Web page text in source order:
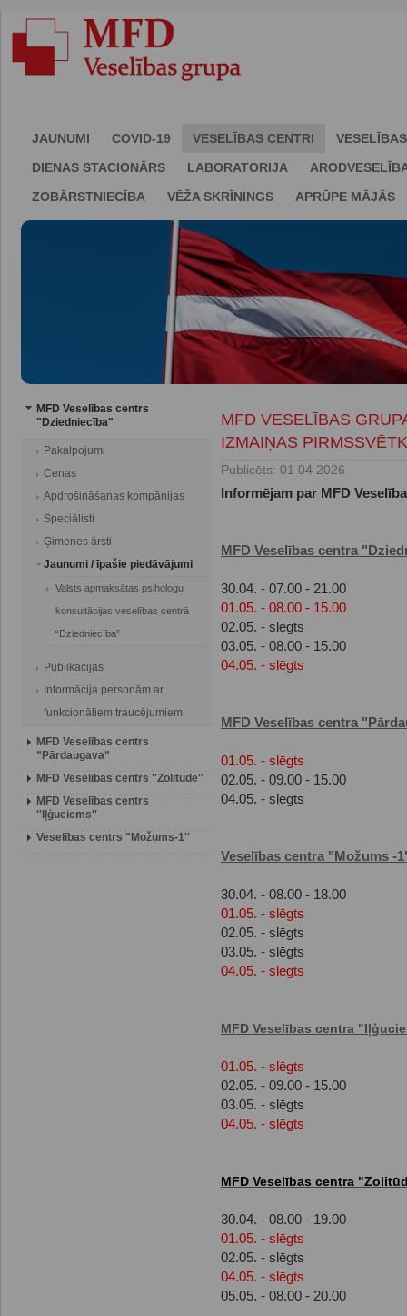
JAUNUMI COVID-19 VESELĪBAS CENTRI
DIENAS STACIONĀRS
LABORATORIJA
ZOBĀRSTNIECĪBA
VĒŽA SKRĪNINGS APRŪPE MĀJĀS
MFD Veselības centrs
"Dziedniecība"
Pakalpojumi
Cenas
Apdrošināšanas kompānijas
Speciālisti
Ģimenes ārsti
Jaunumi / īpašie piedāvājumi
Valsts apmaksātas psihologu
konsultācijas veselības centrā
“Dziedniecība”
Publikācijas
Informācija personām ar
funkcionāliem traucējumiem
MFD Veselības centrs
"Pārdaugava"
MFD Veselības centrs ''Zolitūde''
MFD Veselības centrs
''Iļģuciems''
Veselības centrs "Možums-1''
MFD VESELĪBAS
IZMAIŅAS
Publicēts: 01 04 2026
Informējam par MFD
MFD Veselības centra
30.04. - 07.00 - 21.00
01.05. - 08.00 - 15.00
02.05. - slēgts
03.05. - 08.00 - 15.00
04.05. - slēgts
MFD Veselības centra
01.05. - slēgts
02.05. - 09.00 - 15.00
04.05. - slēgts
Veselības centra "Možums -
30.04. - 08.00 - 18.00
01.05. - slēgts
02.05. - slēgts
03.05. - slēgts
04.05. - slēgts
MFD Veselības centra
01.05. - slēgts
02.05. - 09.00 - 15.00
03.05. - slēgts
04.05. - slēgts
MFD Veselības centra
30.04. - 08.00 - 19.00
01.05. - slēgts
02.05. - slēgts
04.05. - slēgts
05.05. - 08.00 - 20.00